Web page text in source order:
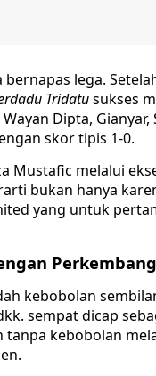
bernapas lega.
Tridatusukses
Dipta, Gianyar,
skor tipis 1-0.
Mustafic melalui
bukan hanya
yang untuk
kebobolan
sempat dicap
kebobolan